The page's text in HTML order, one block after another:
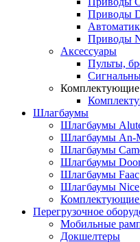
Приводы
Приводы
Аксессуары
Пульты,
Комплектующие
Шлагбаумы
Шлагбаумы
Шлагбаумы An-
Шлагбаумы
Шлагбаумы
Шлагбаумы Faac
Шлагбаумы Nice
Комплектующие
Перегрузочное
Мобильные
Докшелтеры